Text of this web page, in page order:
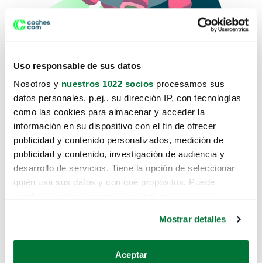
Uso responsable de sus datos
Nosotros y nuestros 1022 socios procesamos sus
datos personales, p.ej., su dirección IP, con tecnologías
como las cookies para almacenar y acceder la
información en su dispositivo con el fin de ofrecer
publicidad y contenido personalizados, medición de
publicidad y contenido, investigación de audiencia y
desarrollo de servicios. Tiene la opción de seleccionar
quién usa sus datos y con qué propósitos. Puede
Si lo permite, también quisiéramos:
Mostrar detalles
Aceptar
Lo sentimos, no sabemos como
te hemos traido hasta aquí.
Pero puedes encontrar el coche que estás
buscando en alguno de estos enlaces:
Coches de segunda mano